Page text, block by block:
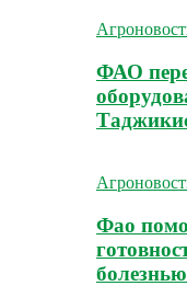
ФАО
Фао